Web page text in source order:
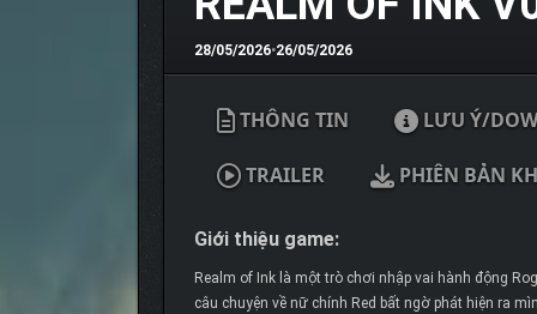
28/05/2026•26/05/2026
THÔNG TIN LƯU Ý/
TRAILER PHIÊN BẢN
Giới thiệu game:
Realm of Ink là một trò chơi nhập vai hành động
câu chuyện về nữ chính Red bất ngờ phát hiện ra